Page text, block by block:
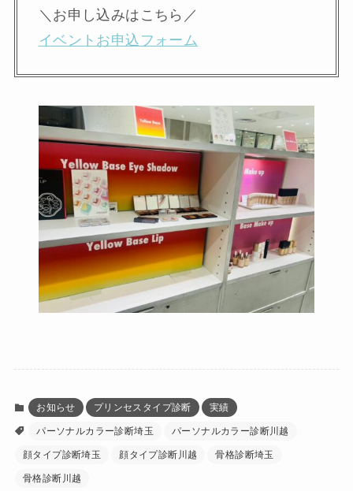
＼お申し込みはこちら／
イベントお申込フォーム
お知らせ プリンセスタイプ診断 実績
パーソナルカラー診断埼玉 パーソナルカラー診断川越
顔タイプ診断埼玉 顔タイプ診断川越 骨格診断埼玉
骨格診断川越